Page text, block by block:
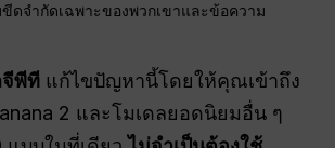
ดจำกัดเฉพาะของพวกเขาและข้อความ
พีที แก้ไขปัญหานี้โดยให้คุณเข้าถึง
2 และโมเดลยอดนิยมอื่น ๆ